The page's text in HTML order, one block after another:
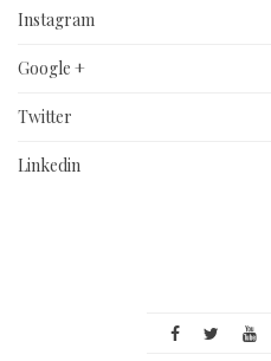
Instagram
Google +
Twitter
Linkedin